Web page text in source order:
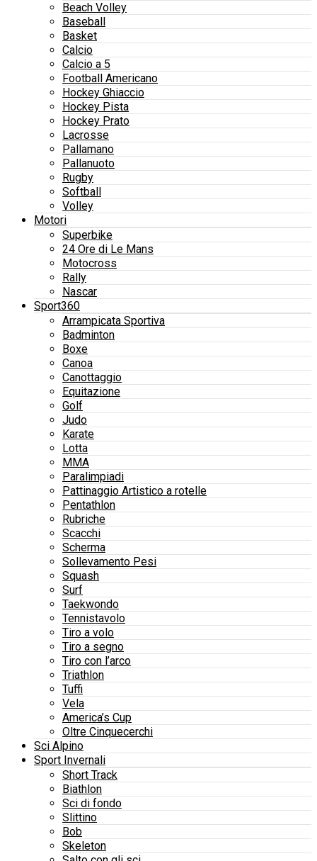
Beach Volley
Baseball
Basket
Calcio
Calcio a 5
Football Americano
Hockey Ghiaccio
Hockey Pista
Hockey Prato
Lacrosse
Pallamano
Pallanuoto
Rugby
Softball
Volley
Motori
Superbike
24 Ore di Le Mans
Motocross
Rally
Nascar
Sport360
Arrampicata Sportiva
Badminton
Boxe
Canoa
Canottaggio
Equitazione
Golf
Judo
Karate
Lotta
MMA
Paralimpiadi
Pattinaggio Artistico a rotelle
Pentathlon
Rubriche
Scacchi
Scherma
Sollevamento Pesi
Squash
Surf
Taekwondo
Tennistavolo
Tiro a volo
Tiro a segno
Tiro con l’arco
Triathlon
Tuffi
Vela
America’s Cup
Oltre Cinquecerchi
Sci Alpino
Sport Invernali
Short Track
Biathlon
Sci di fondo
Slittino
Bob
Skeleton